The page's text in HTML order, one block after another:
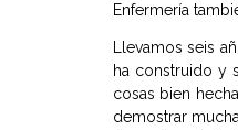
Enfermería
Llevamos seis
ha construido y
cosas bien
demostrar